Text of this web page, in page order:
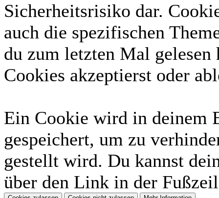
Sicherheitsrisiko dar.
auch die spezifischen
du zum letzten Mal gelesen
Cookies akzeptierst oder
Ein Cookie wird in deinem
gespeichert, um zu
gestellt wird. Du kannst
über den Link in der